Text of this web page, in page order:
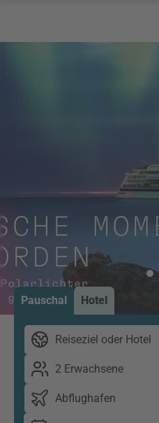
Pauschal Hotel
Reiseziel oder Hotel
2 Erwachsene
Abflughafen